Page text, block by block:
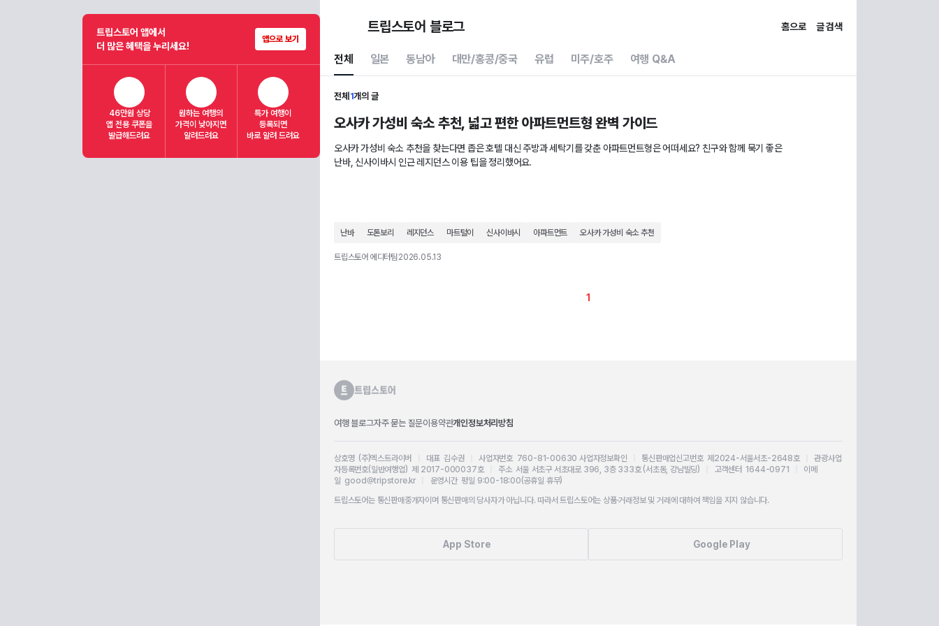
트립스토어 앱에서
더 많은 혜택을 누리세요!
앱으로 보기
46만원 상당
앱 전용 쿠폰을
발급해드려요
원하는 여행의
가격이 낮아지면
알려드려요
특가 여행이
등록되면
바로 알려 드려요
트립스토어 블로그 홈으로 글 검색
전체 일본 동남아 대만/홍콩/중국 유럽 미주/호주 여행 Q&A
전체 1개의 글
오사카 가성비 숙소 추천, 넓고 편한 아파트먼트형 완벽 가이드
오사카 가성비 숙소 추천을 찾는다면 좁은 호텔 대신 주방과 세탁기를 갖춘 아파트먼트형은 어떠세요? 친구와 함께 묵기 좋은
난바, 신사이바시 인근 레지던스 이용 팁을 정리했어요.
난바 도톤보리 레지던스 마트털이 신사이바시 아파트먼트 오사카 가성비 숙소 추천
트립스토어 에디터팀 2026.05.13
1
여행 블로그자주 묻는 질문이용약관개인정보처리방침
상호명 (주)엑스트라이버 대표 김수권 |사업자번호 760-81-00630 사업자정보확인 통신판매업신고번호 제2024-서울서초-2648호|관광사업
자등록번호(일반여행업) 제 2017-000037호| 주소 서울 서초구 서초대로 396, 3층 333호 (서초동, 강남빌딩) 고객센터 1644-0971
이메
일 good@tripstore.kr
운영시간 평일 9:00-18:00(공휴일 휴무)
트립스토어는 통신판매중개자이며 통신판매의 당사자가 아닙니다. 따라서 트립스토어는 상품·거래정보 및 거래에 대하여 책임을 지지 않습니다.
App Store Google Play